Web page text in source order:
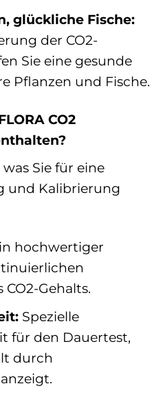
glückliche Fische:
der CO2-
Sie eine gesunde
Pflanzen und Fische.
CO2
Sie für eine
und Kalibrierung
hochwertiger
Gehalts.
Spezielle
für den Dauertest,
durch